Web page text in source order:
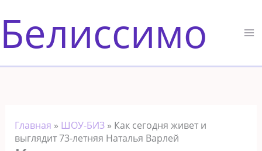
к
содержимому
Белиссимо
Главная » ШОУ-БИЗ» Как сегодня живет и
выглядит 73-летняя Наталья Варлей